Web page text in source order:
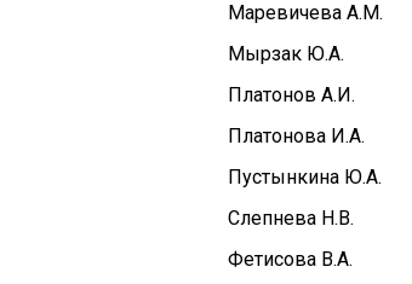
Маревичева А.М.
Мырзак Ю.А.
Платонов А.И.
Платонова И.А.
Пустынкина Ю.А.
Слепнева Н.В.
Фетисова В.А.